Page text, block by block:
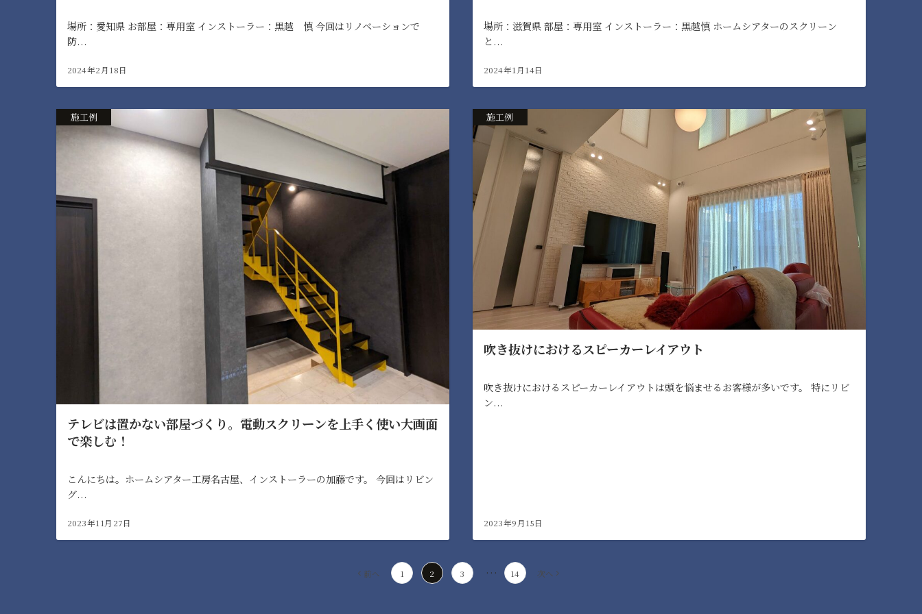
場所：愛知県 お部屋：専用室 インストーラー：黒越 慎 今回はリノベーションで
防...
2024年2月18日
場所：滋賀県 部屋：専用室 インストーラー：黒越慎 ホームシアターのスクリーン
と...
2024年1月14日
施工例
テレビは置かない部屋づくり。電動スクリーンを上手く使い大画面
で楽しむ！
こんにちは。ホームシアター工房名古屋、インストーラーの加藤です。 今回はリビン
グ...
2023年11月27日
施工例
吹き抜けにおけるスピーカーレイアウト
吹き抜けにおけるスピーカーレイアウトは頭を悩ませるお客様が多いです。 特にリビ
ン...
2023年9月15日
前へ 1 2 3 … 14 次へ